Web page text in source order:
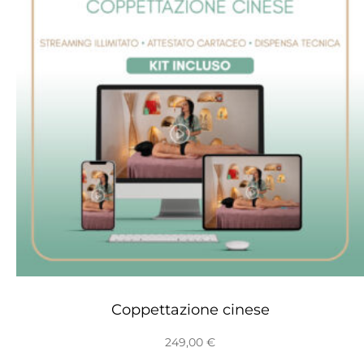
Coppettazione cinese
249,00 €